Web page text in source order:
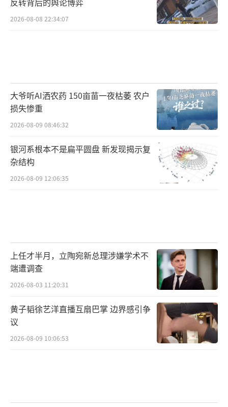
2026-08-08 22:34:07
大爷听AI洒农药 150亩苗一夜枯萎 农户
损失惨重
2026-08-09 08:46:32
银河系根本不是扁平圆盘 新发现揭示复
杂结构
2026-08-09 12:06:35
上任才半月，立陶宛新总理涉嫌学术不
端遭调查
2026-08-03 11:20:31
黄子韬徐艺洋直播互扇巴掌 边界感引争
议
2026-08-09 10:06:53